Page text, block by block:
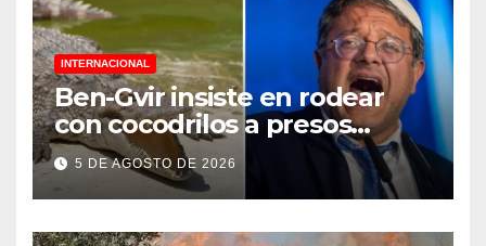
INTERNACIONAL
Ben-Gvir insiste en rodear
con cocodrilos a presos
palestinos
5 DE AGOSTO DE 2026